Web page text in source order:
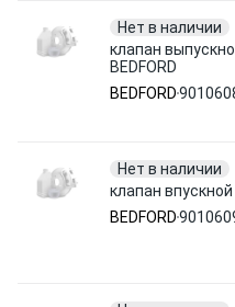
Нет в наличии
клапан
BEDFORD
BEDFORD
Нет в наличии
клапан впускной
BEDFORD